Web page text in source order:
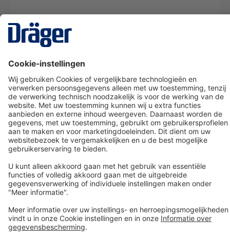
Dräger klantenservice
Over Dräger
Bestellen in onze webshop
Community